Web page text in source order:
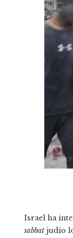
Israel ha
sabbat judío